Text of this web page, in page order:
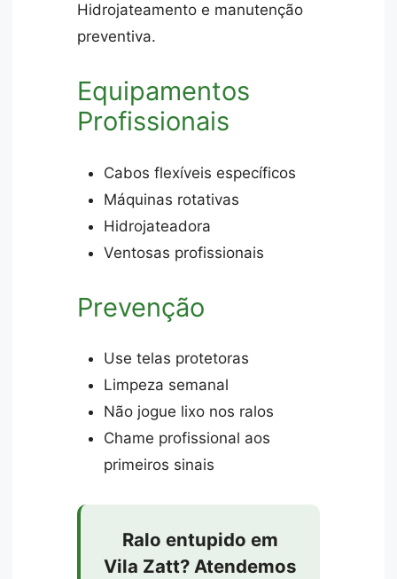
Hidrojateamento e manutenção
preventiva.
Equipamentos
Profissionais
Cabos flexíveis específicos
Máquinas rotativas
Hidrojateadora
Ventosas profissionais
Prevenção
Use telas protetoras
Limpeza semanal
Não jogue lixo nos ralos
Chame profissional aos
primeiros sinais
Ralo entupido em
Vila Zatt? Atendemos